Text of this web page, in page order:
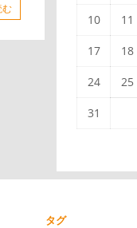
む
10 11
17 18
24 25
31
タグ